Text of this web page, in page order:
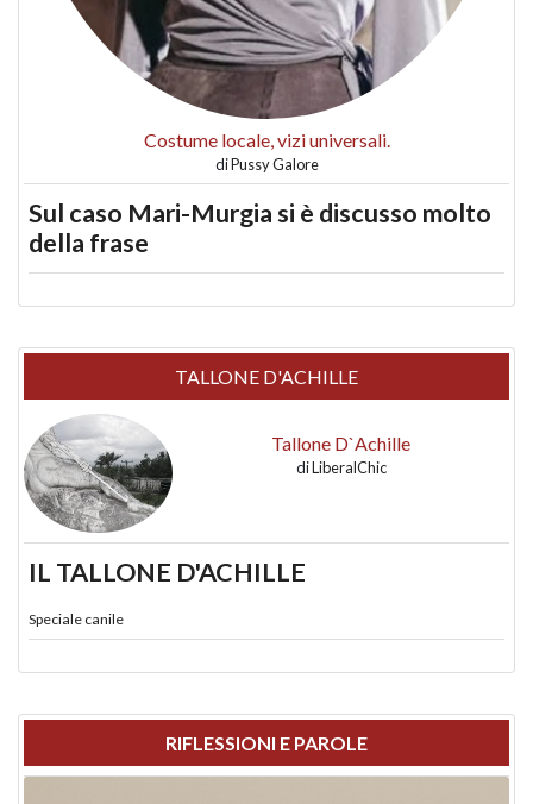
Costume locale, vizi universali.
diPussy Galore
Sul caso Mari-Murgia si è discusso molto
della frase
TALLONE D'ACHILLE
Tallone D`Achille
diLiberalChic
IL TALLONE D'ACHILLE
Speciale canile
RIFLESSIONI E PAROLE